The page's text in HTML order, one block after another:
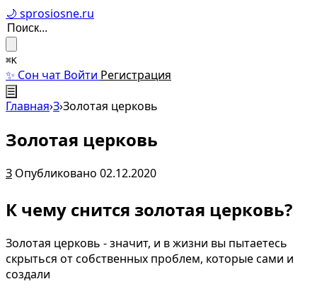
🌙 sprosiosne.ru
⌘K
✨ Сон чат Войти Регистрация
☰
Главная›З›Золотая церковь
Золотая церковь
З Опубликовано 02.12.2020
К чему снится золотая церковь?
Золотая церковь - значит, и в жизни вы пытаетесь
скрыться от собственных проблем, которые сами и
создали